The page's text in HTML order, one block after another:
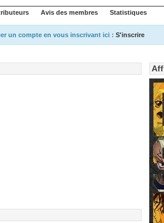
Avis des membres Statistiques
un compte en vous inscrivant ici : S'inscrire